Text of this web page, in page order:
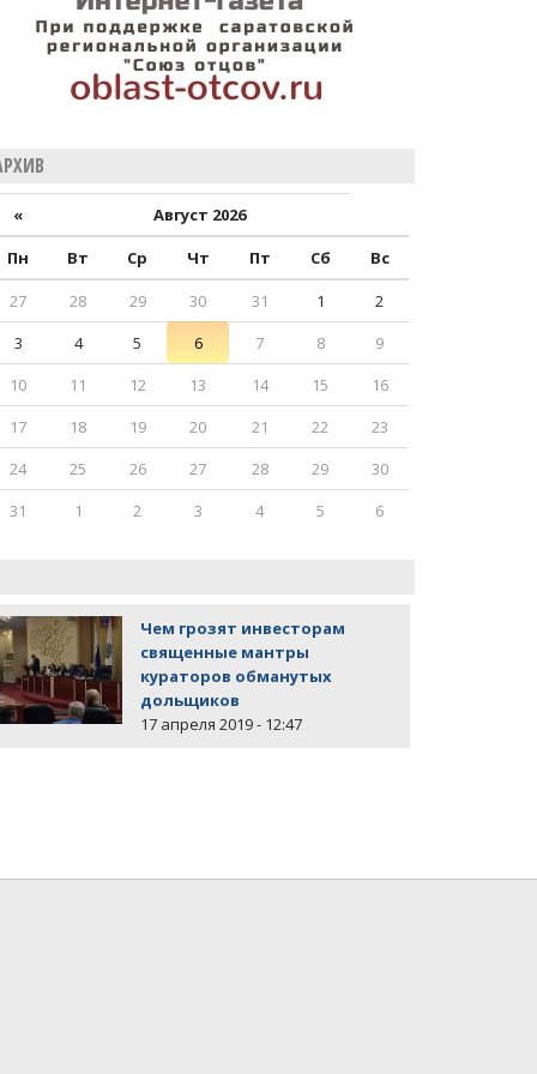
«
Август 2026
Пн
Вт Ср Чт Пт Сб
Вс
27
28 29 30 31 1
2
3
4 5 6 7 8
9
10
11 12 13 14 15
16
17
18 19 20 21 22
23
24
25 26 27 28 29
30
31
1 2 3 4 5 6
Чем грозят инвесторам
священные мантры
кураторов обманутых
дольщиков
17 апреля 2019 - 12:47